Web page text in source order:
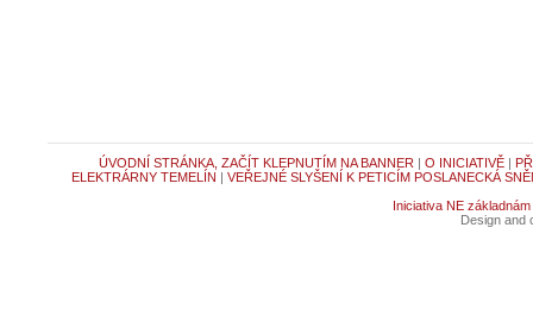
ÚVODNÍ STRÁNKA, ZAČÍT KLEPNUTÍM NA BANNER | O INICIATIVĚ|
ELEKTRÁRNY TEMELÍN | VEŘEJNÉ SLYŠENÍ K PETICÍM POSLANECKÁ
Iniciativa NE základnám
Design and